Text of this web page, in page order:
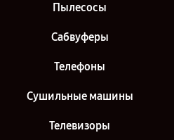
Пылесосы
Сабвуферы
Телефоны
Сушильные машины
Телевизоры